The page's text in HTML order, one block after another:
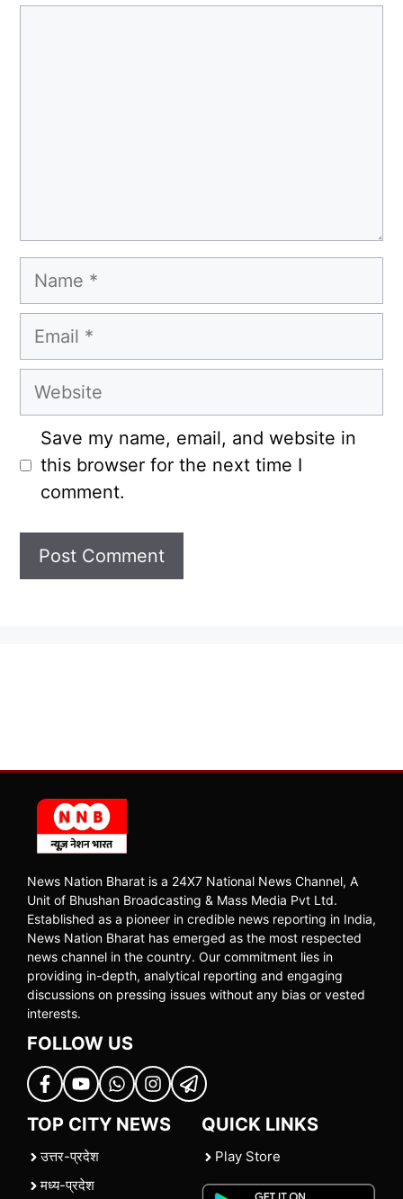
Name
Email
Website
Save my name, email, and website in
this browser for the next time I
comment.
News Nation Bharat is a 24X7 National News Channel, A
Unit of Bhushan Broadcasting & Mass Media Pvt Ltd.
Established as a pioneer in credible news reporting in India,
News Nation Bharat has emerged as the most respected
news channel in the country. Our commitment lies in
providing in-depth, analytical reporting and engaging
discussions on pressing issues without any bias or vested
interests.
FOLLOW US
TOP CITY NEWS
उत्तर-प्रदेश
मध्य-प्रदेश
QUICK LINKS
Play Store